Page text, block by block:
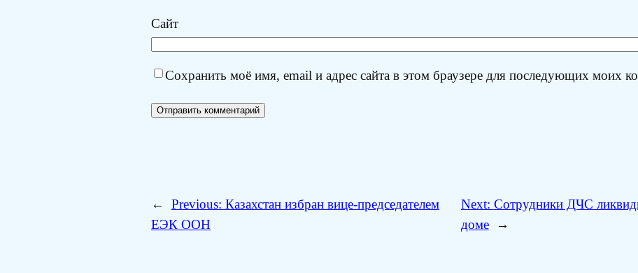
Сайт
Сохранить моё имя, email и адрес сайта в этом браузере для последующих моих
← Previous: Казахстан избран вице-председателем
ЕЭК ООН
Next: Сотрудники ДЧС
доме
→